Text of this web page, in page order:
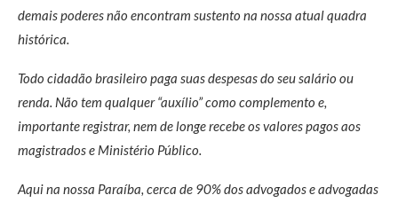
demais poderes não encontram sustento na nossa atual quadra
histórica.
Todo cidadão brasileiro paga suas despesas do seu salário ou
renda. Não tem qualquer “auxílio” como complemento e,
importante registrar, nem de longe recebe os valores pagos aos
magistrados e Ministério Público.
Aqui na nossa Paraíba, cerca de 90% dos advogados e advogadas